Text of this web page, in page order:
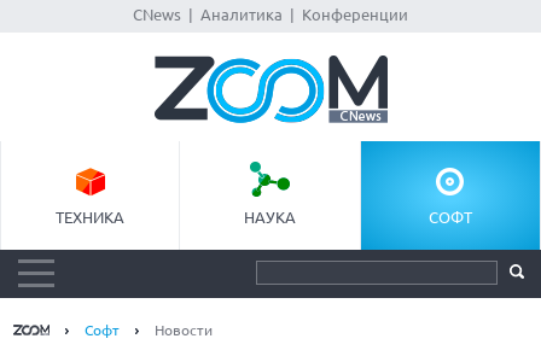
CNews Аналитика Конференции
ТЕХНИКА НАУКА СОФТ
Софт Новости